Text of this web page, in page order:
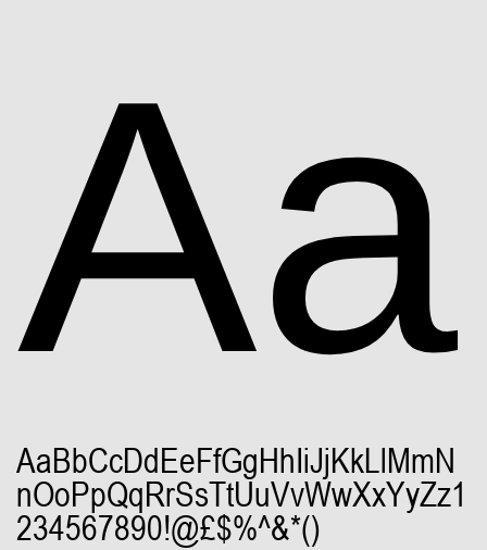
AaBbCcDdEeFfGgHhIiJjKkLlMmN
nOoPpQqRrSsTtUuVvWwXxYyZz1
234567890!@£$%^&*()